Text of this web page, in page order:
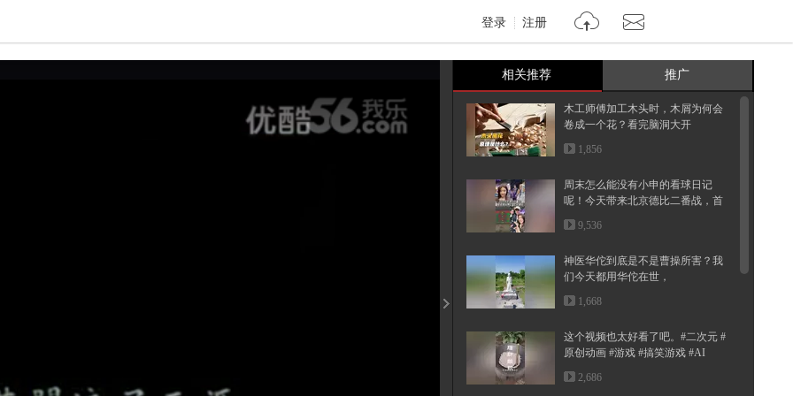
登录 注册
相关推荐 推广
木工师傅加工木头时，木屑为何会
卷成一个花？看完脑洞大开
1,856
周末怎么能没有小申的看球日记
呢！今天带来北京德比二番战，首
钢和...
9,536
神医华佗到底是不是曹操所害？我
们今天都用华佗在世，
1,668
这个视频也太好看了吧。#二次元 #
原创动画 #游戏 #搞笑游戏 #AI
2,686